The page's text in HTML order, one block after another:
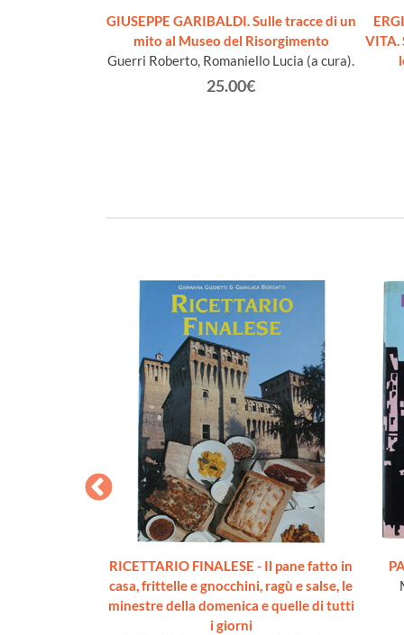
GIUSEPPE GARIBALDI. Sulle tracce di un
mito al Museo del Risorgimento
Guerri Roberto, Romaniello Lucia (a cura).
25.00€
VITA.
RICETTARIO FINALESE - Il pane fatto in
casa, frittelle e gnocchini, ragù e salse, le
minestre della domenica e quelle di tutti
i giorni